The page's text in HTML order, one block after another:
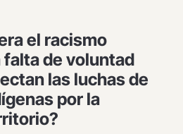
el racismo
de voluntad
las luchas de
por la